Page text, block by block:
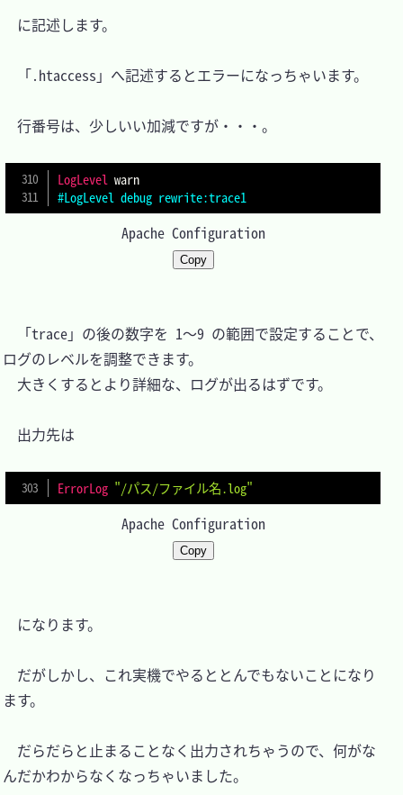
に記述します。
「.htaccess」へ記述するとエラーになっちゃいます。
行番号は、少しいい加減ですが・・・。
LogLevel
warn
#LogLevel debug rewrite:trace1
Apache Configuration
Copy
「trace」の後の数字を 1～9 の範囲で設定することで、
ログのレベルを調整できます。
大きくするとより詳細な、ログが出るはずです。
出力先は
ErrorLog "/パス/ファイル名.log"
Apache Configuration
Copy
になります。
だがしかし、これ実機でやるととんでもないことになり
ます。
だらだらと止まることなく出力されちゃうので、何がな
んだかわからなくなっちゃいました。